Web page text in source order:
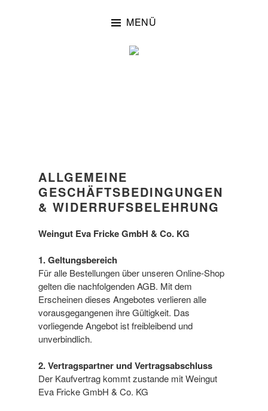
MENÜ
ALLGEMEINE
GESCHÄFTSBEDINGUNGEN
& WIDERRUFSBELEHRUNG
Weingut Eva Fricke GmbH & Co. KG
1. Geltungsbereich
Für alle Bestellungen über unseren Online-Shop
gelten die nachfolgenden AGB. Mit dem
Erscheinen dieses Angebotes verlieren alle
vorausgegangenen ihre Gültigkeit. Das
vorliegende Angebot ist freibleibend und
unverbindlich.
2. Vertragspartner und Vertragsabschluss
Der Kaufvertrag kommt zustande mit Weingut
Eva Fricke GmbH & Co. KG